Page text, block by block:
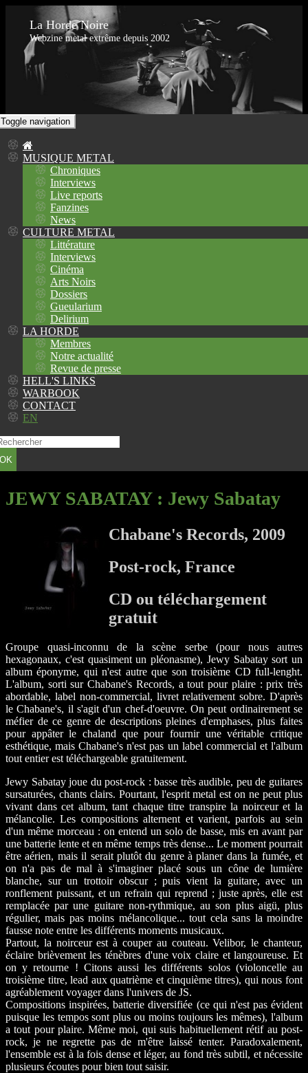
La Horde Noire
Webzine metal extrême depuis 2002
Toggle navigation
MUSIQUE METAL
Chroniques
Interviews
Live reports
Fanzines
News
CULTURE METAL
Littérature
Interviews
Cinéma
Arts Noirs
Dossiers
Gueularium
Delirium
LA HORDE
Membres
Notre actualité
Revue de presse
HELL'S LINKS
WARBOOK
CONTACT
EN
OK
JEWY SABATAY: Jewy Sabatay
Chabane's Records, 2009
Post-rock, France
CD ou téléchargement
gratuit
Groupe quasi-inconnu de la scène serbe (pour nous autres
hexagonaux, c'est quasiment un pléonasme), Jewy Sabatay sort un
album éponyme, qui n'est autre que son troisième CD full-lenght.
L'album, sorti sur Chabane's Records, a tout pour plaire : prix très
abordable, label non-commercial, livret relativement sobre. D'après
le Chabane's, il s'agit d'un chef-d'oeuvre. On peut ordinairement se
méfier de ce genre de descriptions pleines d'emphases, plus faites
pour appâter le chaland que pour fournir une véritable critique
esthétique, mais Chabane's n'est pas un label commercial et l'album
tout entier est téléchargeable gratuitement.
Jewy Sabatay joue du post-rock : basse très audible, peu de guitares
sursaturées, chants clairs. Pourtant, l'esprit metal est on ne peut plus
vivant dans cet album, tant chaque titre transpire la noirceur et la
mélancolie. Les compositions alternent et varient, parfois au sein
d'un même morceau : on entend un solo de basse, mis en avant par
une batterie lente et en même temps très dense... Le moment pourrait
être aérien, mais il serait plutôt du genre à planer dans la fumée, et
on n'a pas de mal à s'imaginer placé sous un cône de lumière
blanche, sur un trottoir obscur ; puis vient la guitare, avec un
ronflement puissant, et un refrain qui reprend ; juste après, elle est
remplacée par une guitare non-rythmique, au son plus aigü, plus
régulier, mais pas moins mélancolique... tout cela sans la moindre
fausse note entre les différents moments musicaux.
Partout, la noirceur est à couper au couteau. Velibor, le chanteur,
éclaire brièvement les ténèbres d'une voix claire et langoureuse. Et
on y retourne ! Citons aussi les différents solos (violoncelle au
troisième titre, lead aux quatrième et cinquième titres), qui nous font
agréablement voyager dans l'univers de JS.
Compositions inspirées, batterie diversifiée (ce qui n'est pas évident
puisque les tempos sont plus ou moins toujours les mêmes), l'album
a tout pour plaire. Même moi, qui suis habituellement rétif au post-
rock, je ne regrette pas de m'être laissé tenter. Paradoxalement,
l'ensemble est à la fois dense et léger, au fond très subtil, et nécessite
plusieurs écoutes pour bien tout saisir.